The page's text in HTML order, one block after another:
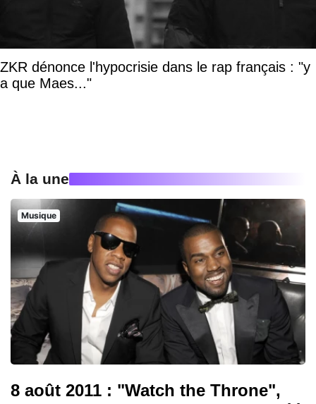
ZKR dénonce l'hypocrisie dans le rap français : "y
a que Maes..."
À la une
Musique
8 août 2011 : "Watch the Throne",